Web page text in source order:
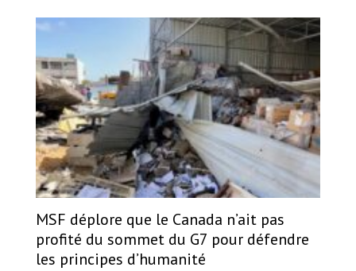
MSF déplore que le Canada n’ait pas
profité du sommet du G7 pour défendre
les principes d’humanité